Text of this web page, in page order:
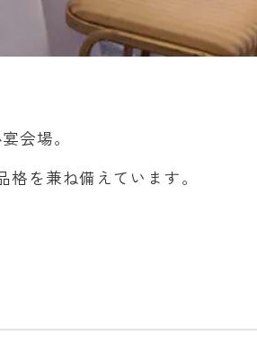
会場。
格を兼ね備えています。